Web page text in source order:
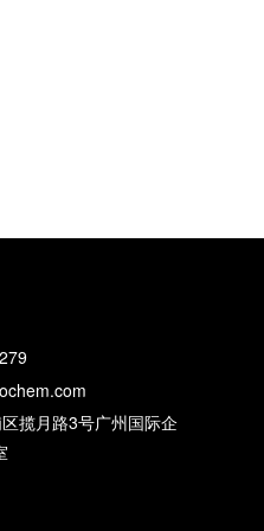
揽月路3号广州国际企